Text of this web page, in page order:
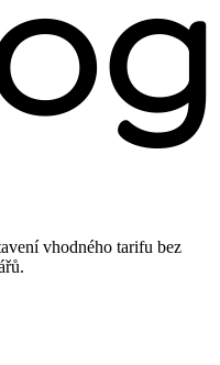
vhodného tarifu bez